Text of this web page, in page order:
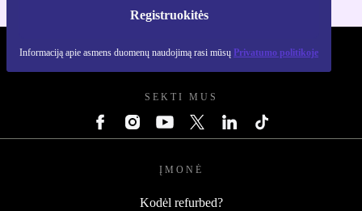
Registruokitės
Informaciją apie asmens duomenų naudojimą rasi mūsų Privatumo politikoje
REFURBED LIETUVA - RETHINK NEW.
SEKTI MUS
ĮMONĖ
Kodėl refurbed?